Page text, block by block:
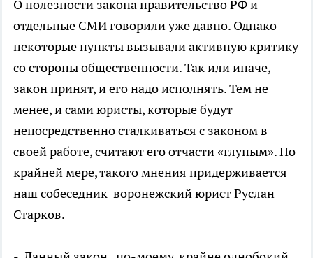
О полезности закона правительство РФ и
отдельные СМИ говорили уже давно. Однако
некоторые пункты вызывали активную критику
со стороны общественности. Так или иначе,
закон принят, и его надо исполнять. Тем не
менее, и сами юристы, которые будут
непосредственно сталкиваться с законом в
своей работе, считают его отчасти «глупым». По
крайней мере, такого мнения придерживается
наш собеседник воронежский юрист Руслан
Старков.